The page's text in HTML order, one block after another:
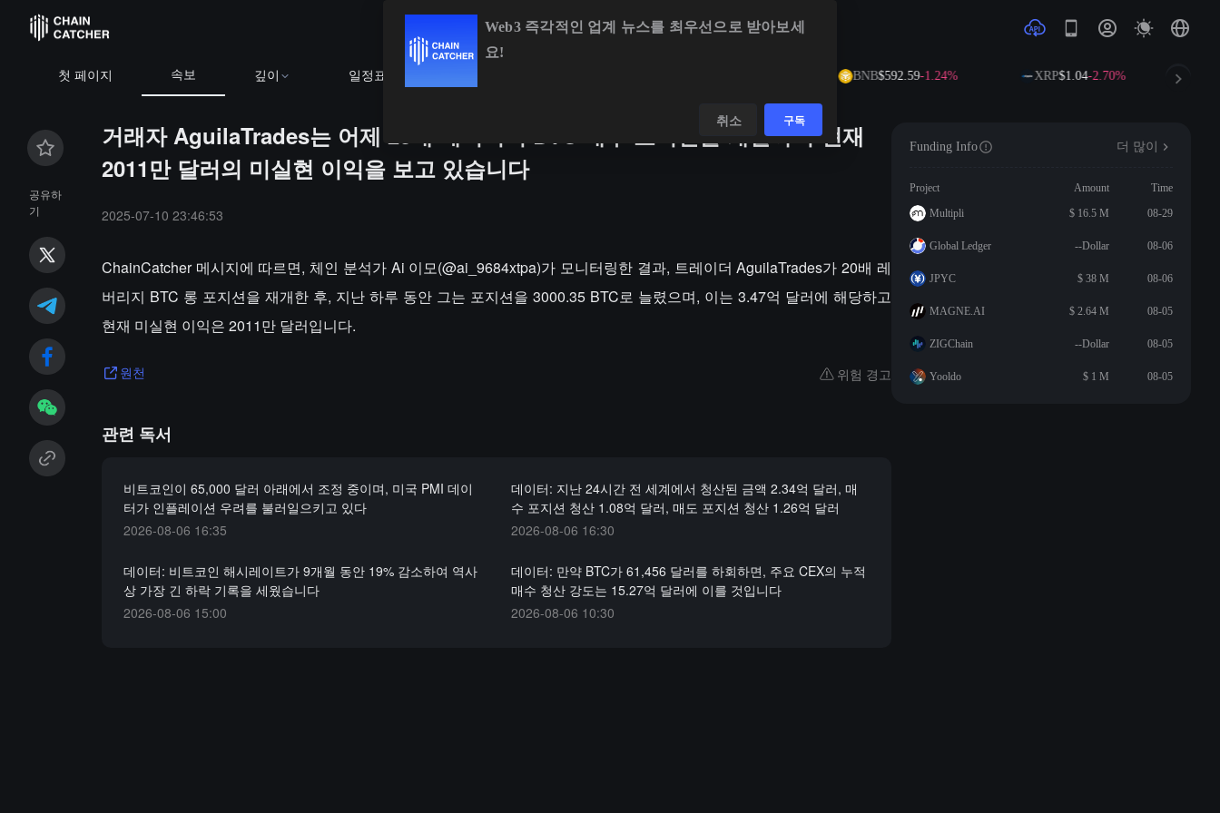
첫 페이지 속보 깊이 일정표 BNB$592.59-1.24% XRP$1.04-2.70%
공유하
기
거래자 AguilaTrades는 어제 20배 레버리지 BTC 매수 포지션을 개설하여 현재
2011만 달러의 미실현 이익을 보고 있습니다
2025-07-10 23:46:53
ChainCatcher 메시지에 따르면, 체인 분석가 Ai 이모(@ai_9684xtpa)가 모니터링한 결과, 트레이더 AguilaTrades가 20배 레
버리지 BTC 롱 포지션을 재개한 후, 지난 하루 동안 그는 포지션을 3000.35 BTC로 늘렸으며, 이는 3.47억 달러에 해당하고
현재 미실현 이익은 2011만 달러입니다.
원천 위험 경고
관련 독서
비트코인이 65,000 달러 아래에서 조정 중이며, 미국 PMI 데이
터가 인플레이션 우려를 불러일으키고 있다
2026-08-06 16:35
데이터: 지난 24시간 전 세계에서 청산된 금액 2.34억 달러, 매
수 포지션 청산 1.08억 달러, 매도 포지션 청산 1.26억 달러
2026-08-06 16:30
데이터: 비트코인 해시레이트가 9개월 동안 19% 감소하여 역사
상 가장 긴 하락 기록을 세웠습니다
2026-08-06 15:00
데이터: 만약 BTC가 61,456 달러를 하회하면, 주요 CEX의 누적
매수 청산 강도는 15.27억 달러에 이를 것입니다
2026-08-06 10:30
Funding Info 더 많이
Project Amount
Time
Multipli
$ 16.5 M 08-29
Global Ledger --Dollar 08-06
JPYC $ 38 M 08-06
MAGNE.AI $ 2.64 M 08-05
ZIGChain --Dollar 08-05
Yooldo $ 1 M 08-05
Web3 즉각적인 업계 뉴스를 최우선으로 받아보세
요!
취소 구독